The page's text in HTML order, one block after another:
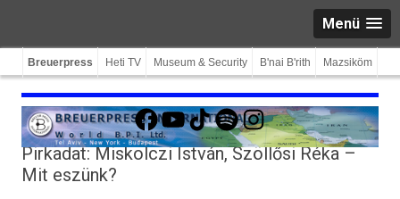
Menü
Breuerpress Heti TV Museum & Security B'nai B'rith Mazsiköm
Facebook
YouTube
TikTokSpotifyInstagram
Pirkadat: Miskolczi István, Szöllősi Réka –
Mit eszünk?